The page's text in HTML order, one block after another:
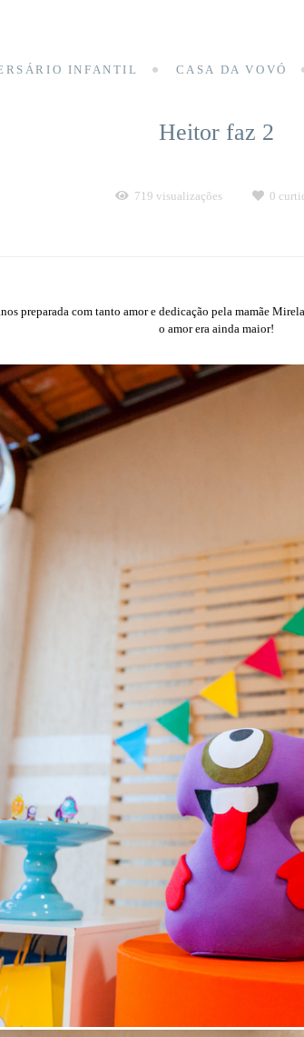
INFANTIL CASA DA VOVÓ
Heitor faz 2
719 visualizações 0
preparada com tanto amor e dedicação pela mamãe
o amor era ainda maior!